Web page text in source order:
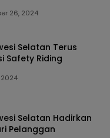
26, 2024
Selatan Terus
Safety Riding
2024
Selatan Hadirkan
Pelanggan